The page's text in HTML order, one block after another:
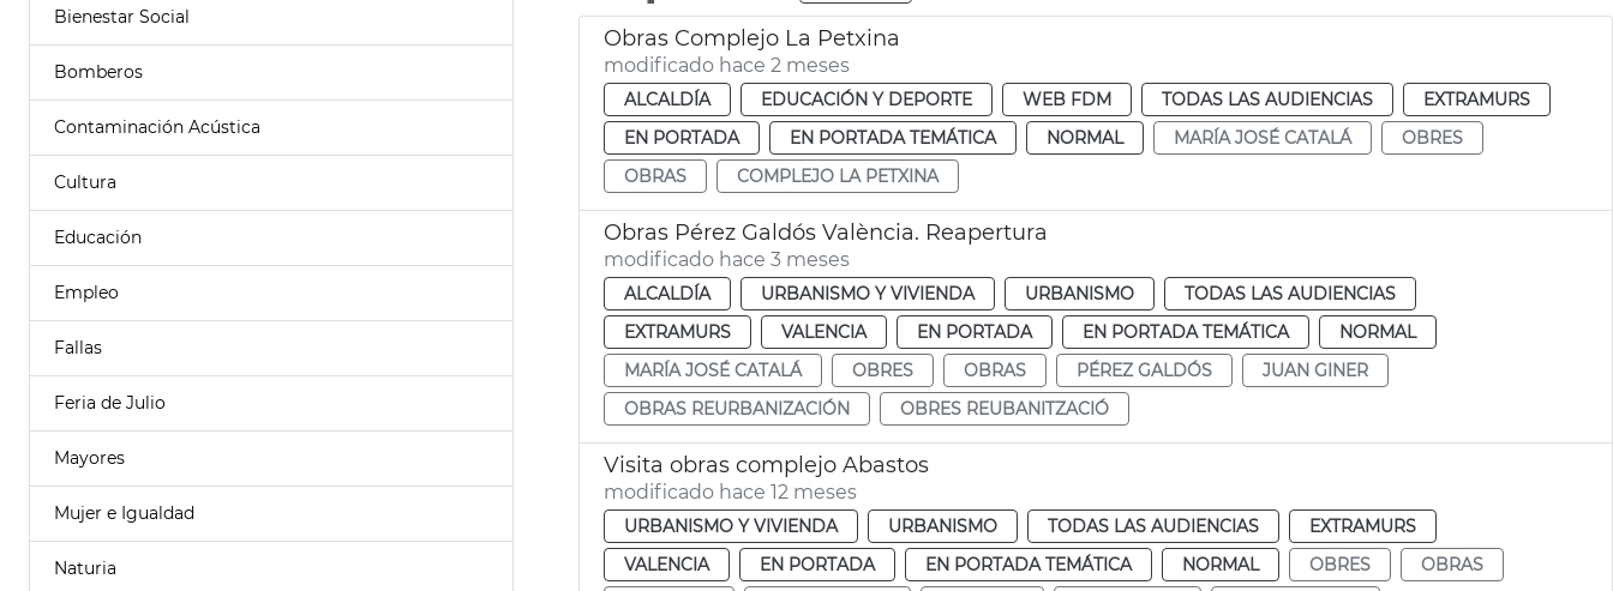
Bienestar Social
Bomberos
Contaminación Acústica
Cultura
Educación
Empleo
Fallas
Feria de Julio
Mayores
Mujer e Igualdad
Naturia
Obras Complejo La Petxina
modificado hace 2 meses
ALCALDÍA EDUCACIÓN Y DEPORTE WEB FDM TODAS LAS AUDIENCIAS
EXTRAMURS
EN PORTADA
EN PORTADA TEMÁTICA NORMAL MARÍA JOSÉ CATALÁ
OBRES
OBRAS
COMPLEJO LA PETXINA
Obras Pérez Galdós València. Reapertura
modificado hace 3 meses
ALCALDÍA URBANISMO Y VIVIENDA URBANISMO
TODAS LAS AUDIENCIAS
EXTRAMURS
VALENCIA EN PORTADA EN PORTADA TEMÁTICA
NORMAL
MARÍA JOSÉ CATALÁ
OBRES OBRAS PÉREZ GALDÓS
JUAN GINER
OBRAS REURBANIZACIÓN
OBRES REUBANITZACIÓ
Visita obras complejo Abastos
modificado hace 12 meses
URBANISMO Y VIVIENDA URBANISMO TODAS LAS AUDIENCIAS
EXTRAMURS
VALENCIA
EN PORTADA EN PORTADA TEMÁTICA NORMAL OBRES
OBRAS